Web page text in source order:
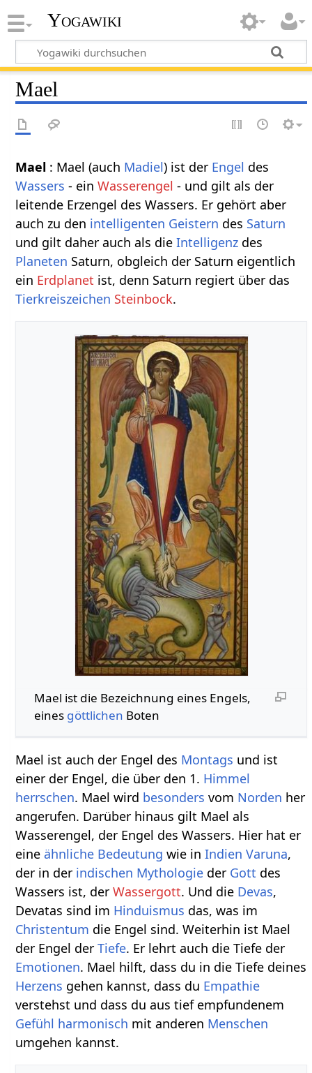
Yogawiki
Mael
Mael : Mael (auch Madiel) ist der Engel des
Wassers - einWasserengel - und gilt als der
leitende Erzengel des Wassers. Er gehört aber
auch zu den intelligenten Geistern des Saturn
und gilt daher auch als dieIntelligenz des
Planeten Saturn, obgleich der Saturn eigentlich
ein Erdplanet ist, denn Saturn regiert über das
Tierkreiszeichen Steinbock.
Mael ist die Bezeichnung eines Engels,
eines göttlichen Boten
Mael ist auch der Engel des Montags und ist
einer der Engel, die über den 1. Himmel
herrschen. Mael wird besonders vom Norden her
angerufen. Darüber hinaus gilt Mael als
Wasserengel, der Engel des Wassers. Hier hat er
eine ähnliche Bedeutung wie inIndien Varuna,
der in der indischen Mythologie der Gott des
Wassers ist, derWassergott. Und die Devas,
Devatas sind im Hinduismus das, was im
Christentum die Engel sind. Weiterhin ist Mael
der Engel derTiefe. Er lehrt auch die Tiefe der
Emotionen. Mael hilft, dass du in die Tiefe deines
Herzens gehen kannst, dass du Empathie
verstehst und dass du aus tief empfundenem
Gefühl harmonisch mit anderen Menschen
umgehen kannst.